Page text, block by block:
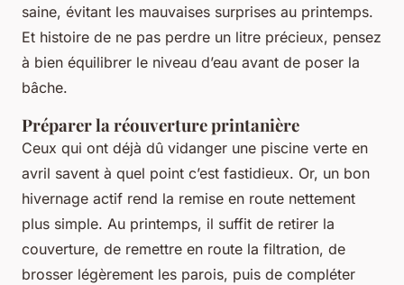
saine, évitant les mauvaises surprises au printemps.
Et histoire de ne pas perdre un litre précieux, pensez
à bien équilibrer le niveau d’eau avant de poser la
bâche.
Préparer la réouverture printanière
Ceux qui ont déjà dû vidanger une piscine verte en
avril savent à quel point c’est fastidieux. Or, un bon
hivernage actif rend la remise en route nettement
plus simple. Au printemps, il suffit de retirer la
couverture, de remettre en route la filtration, de
brosser légèrement les parois, puis de compléter